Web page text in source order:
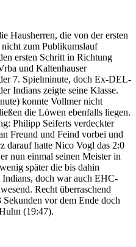
Hausherren, die von der ersten
zum Publikumslauf
ersten Schritt in Richtung
und Kaltenhauser
7. Spielminute, doch Ex-DEL-
Indians zeigte seine Klasse.
konnte Vollmer nicht
die Löwen ebenfalls liegen.
Philipp Seiferts verdeckter
Freund und Feind vorbei und
darauf hatte Nico Vogl das 2:0
nun einmal seinen Meister in
später die bis dahin
Indians, doch war auch EHC-
Recht überraschend
vor dem Ende doch
(19:47).